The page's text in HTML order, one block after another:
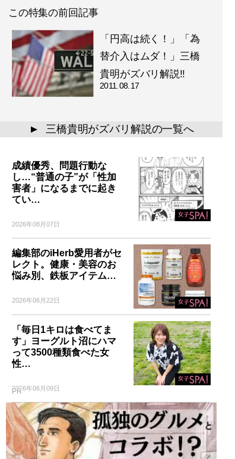
この特集の前回記事
「円高は続く！」「為
替介入はムダ！」三橋
貴明がズバリ解説!!
2011.08.17
▲ 三橋貴明がズバリ解説の一覧へ
成績優秀、問題行動な
し…“普通の子”が「性加
害者」になるまでに起き
てい…
2026年08月07日
編集部のiHerb愛用者がセ
レクト。健康・美容のお
悩み別、鉄板アイテム…
2026年06月22日
「毎日1キロは食べてま
す」ヨーグルト沼にハマ
って3500種類食べた女
性…
2026年06月09日
PR